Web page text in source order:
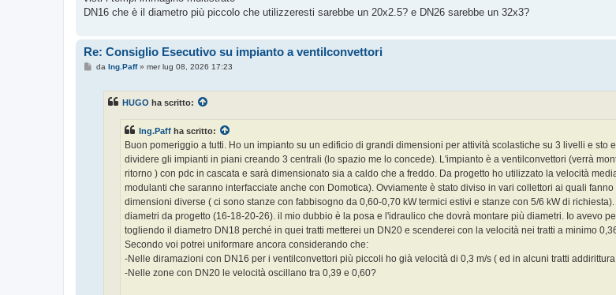
DN16 che è il diametro più piccolo che utilizzeresti sarebbe un 20x2.5? e DN26 sarebbe un 32x3?
Re: Consiglio Esecutivo su impianto a ventilconvettori
Mda Ing.Paff» mer lug 08, 2026 17:23
HUGO ha scritto:
Ing.Paff ha scritto:
Buon pomeriggio a tutti. Ho un impianto su un edificio di grandi dimensioni per attività scolastiche su 3 livelli e sto
dividere gli impianti in piani creando 3 centrali (lo spazio me lo concede). L'impianto è a ventilconvettori (verrà
ritorno ) con pdc in cascata e sarà dimensionato sia a caldo che a freddo. Da progetto ho utilizzato la velocità
modulanti che saranno interfacciate anche con Domotica). Ovviamente è stato diviso in vari collettori ai quali
dimensioni diverse ( ci sono stanze con fabbisogno da 0,60-0,70 kW termici estivi e stanze con 5/6 kW di
diametri da progetto (16-18-20-26). il mio dubbio è la posa e l'idraulico che dovrà montare più diametri. Io avevo
togliendo il diametro DN18 perché in quei tratti metterei un DN20 e scenderei con la velocità nei tratti a minimo
Secondo voi potrei uniformare ancora considerando che:
-Nelle diramazioni con DN16 per i ventilconvettori più piccoli ho già velocità di 0,3 m/s ( ed in alcuni tratti
-Nelle zone con DN20 le velocità oscillano tra 0,39 e 0,60?